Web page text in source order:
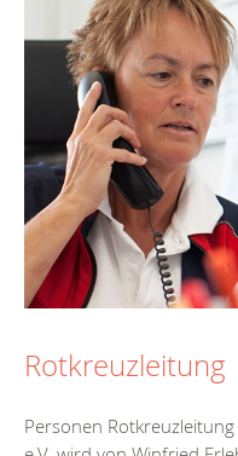
Rotkreuzleitung
Personen